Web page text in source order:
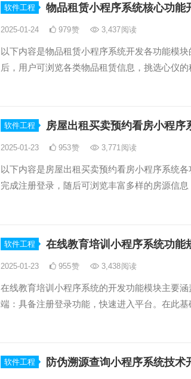
软件工程 物品租赁小程序系统核心功能
2025-01-24 979赞 3,437阅读
以下内容是物品租赁小程序系统开发各功能模
后，用户可浏览各类物品租赁信息，挑选心仪
软件工程 房屋出租买卖预约看房小程序
2025-01-23 953赞 3,771阅读
以下内容是房屋出租买卖预约看房小程序系统
完成注册登录，随后可浏览丰富多样的房源信
软件工程 在线教育培训小程序系统功能
2025-01-23 955赞 3,438阅读
在线教育培训小程序系统的开发功能模块主要
端：具备注册登录功能，快速进入平台。在此
软件工程 防伪溯源查询小程序系统技术